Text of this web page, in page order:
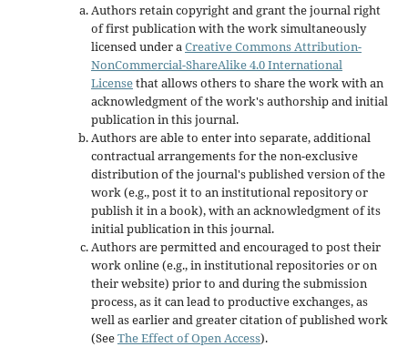
Authors retain copyright and grant the journal right
of first publication with the work simultaneously
licensed under a Creative Commons Attribution-
NonCommercial-ShareAlike 4.0 International
Licensethat allows others to share the work with an
acknowledgment of the work's authorship and initial
publication in this journal.
Authors are able to enter into separate, additional
contractual arrangements for the non-exclusive
distribution of the journal's published version of the
work (e.g., post it to an institutional repository or
publish it in a book), with an acknowledgment of its
initial publication in this journal.
Authors are permitted and encouraged to post their
work online (e.g., in institutional repositories or on
their website) prior to and during the submission
process, as it can lead to productive exchanges, as
well as earlier and greater citation of published work
(SeeThe Effect of Open Access).